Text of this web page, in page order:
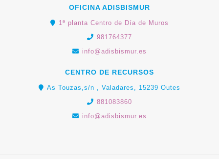
OFICINA ADISBISMUR
1ª planta Centro de Día de Muros
981764377
info@adisbismur.es
CENTRO DE RECURSOS
As Touzas,s/n , Valadares, 15239 Outes
881083860
info@adisbismur.es